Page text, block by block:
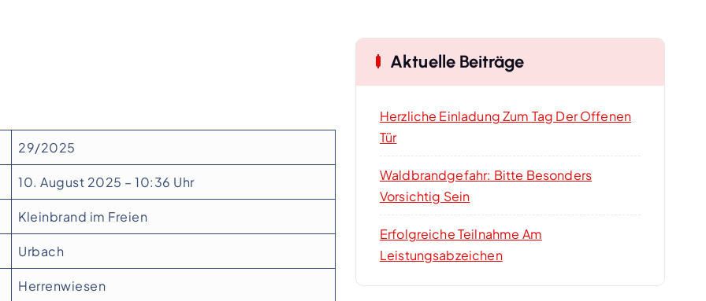
29/2025
10. August 2025 – 10:36 Uhr
Kleinbrand im Freien
Urbach
Herrenwiesen
Aktuelle Beiträge
Herzliche Einladung Zum Tag Der Offenen
Tür
Waldbrandgefahr: Bitte Besonders
Vorsichtig Sein
Erfolgreiche Teilnahme Am
Leistungsabzeichen